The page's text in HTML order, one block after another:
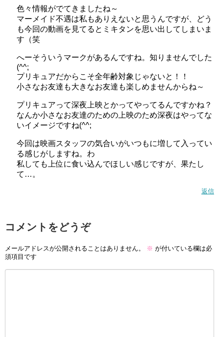
色々情報がでてきましたね～
マーメイド不遇は私もありえないと思うんですが、どう
も今回の動画を見てるとミキタンを思い出してしまいま
す（笑
へーそういうマークがあるんですね。知りませんでした
(^^;
プリキュアだからこそ全年齢対象じゃないと！！
小さなお友達も大きなお友達も楽しめませんからね～
プリキュアって深夜上映とかってやってるんですかね？
なんか小さなお友達のための上映のため深夜はやってな
いイメージですね(^^;
今回は映画スタッフの気合いがいつもに増して入ってい
る感じがしますね。わ
私しても上位に食い込んでほしい感じですが、果たし
て…。
返信
コメントをどうぞ
メールアドレスが公開されることはありません。 ※ が付いている欄は必
須項目です